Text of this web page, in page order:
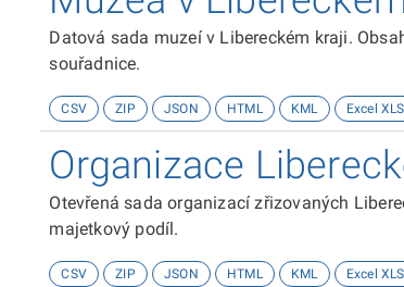
Datová sada muzeí v Libereckém kraji.
souřadnice.
CSV ZIP JSON HTML KML Excel
Organizace
Otevřená sada organizací zřizovaných
majetkový podíl.
CSV ZIP JSON HTML KML Excel